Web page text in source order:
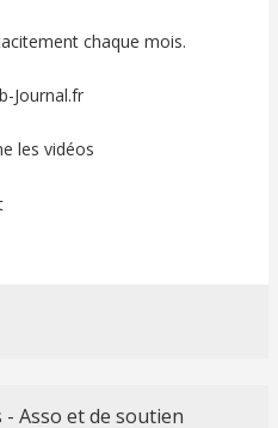
chaque mois.
Journal.fr
les vidéos
Asso et de soutien